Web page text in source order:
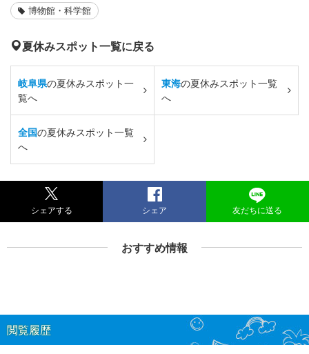
博物館・科学館
夏休みスポット一覧に戻る
岐阜県の夏休みスポット一
覧へ
東海の夏休みスポット一覧
へ
全国の夏休みスポット一覧
へ
シェアする シェア 友だちに送る
おすすめ情報
閲覧履歴